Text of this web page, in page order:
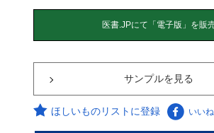
サンプルを見る
ほしいものリストに登録 いいね